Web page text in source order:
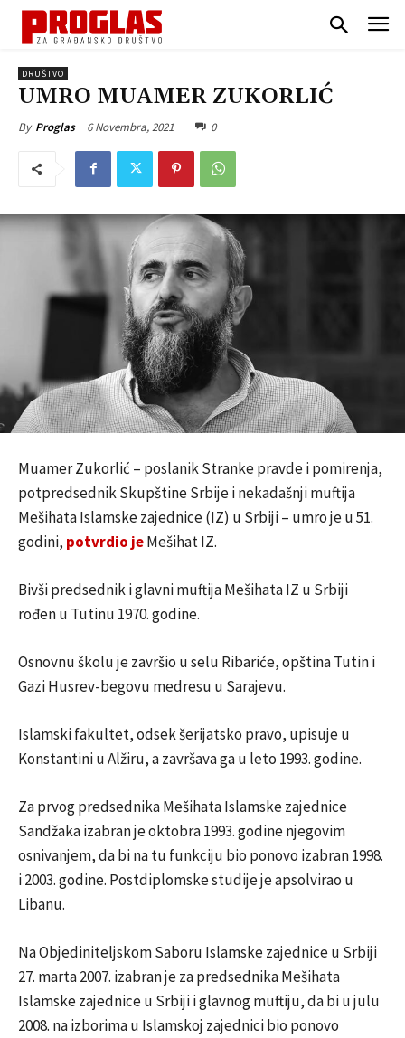
DRUŠTVO
UMRO MUAMER ZUKORLIĆ
By Proglas 6 Novembra, 2021 0
Muamer Zukorlić – poslanik Stranke pravde i pomirenja,
potpredsednik Skupštine Srbije i nekadašnji muftija
Mešihata Islamske zajednice (IZ) u Srbiji – umro je u 51.
godini, potvrdio jeMešihat IZ.
Bivši predsednik i glavni muftija Mešihata IZ u Srbiji
rođen u Tutinu 1970. godine.
Osnovnu školu je završio u selu Ribariće, opština Tutin i
Gazi Husrev-begovu medresu u Sarajevu.
Islamski fakultet, odsek šerijatsko pravo, upisuje u
Konstantini u Alžiru, a završava ga u leto 1993. godine.
Za prvog predsednika Mešihata Islamske zajednice
Sandžaka izabran je oktobra 1993. godine njegovim
osnivanjem, da bi na tu funkciju bio ponovo izabran 1998.
i 2003. godine. Postdiplomske studije je apsolvirao u
Libanu.
Na Objediniteljskom Saboru Islamske zajednice u Srbiji
27. marta 2007. izabran je za predsednika Mešihata
Islamske zajednice u Srbiji i glavnog muftiju, da bi u julu
2008. na izborima u Islamskoj zajednici bio ponovo